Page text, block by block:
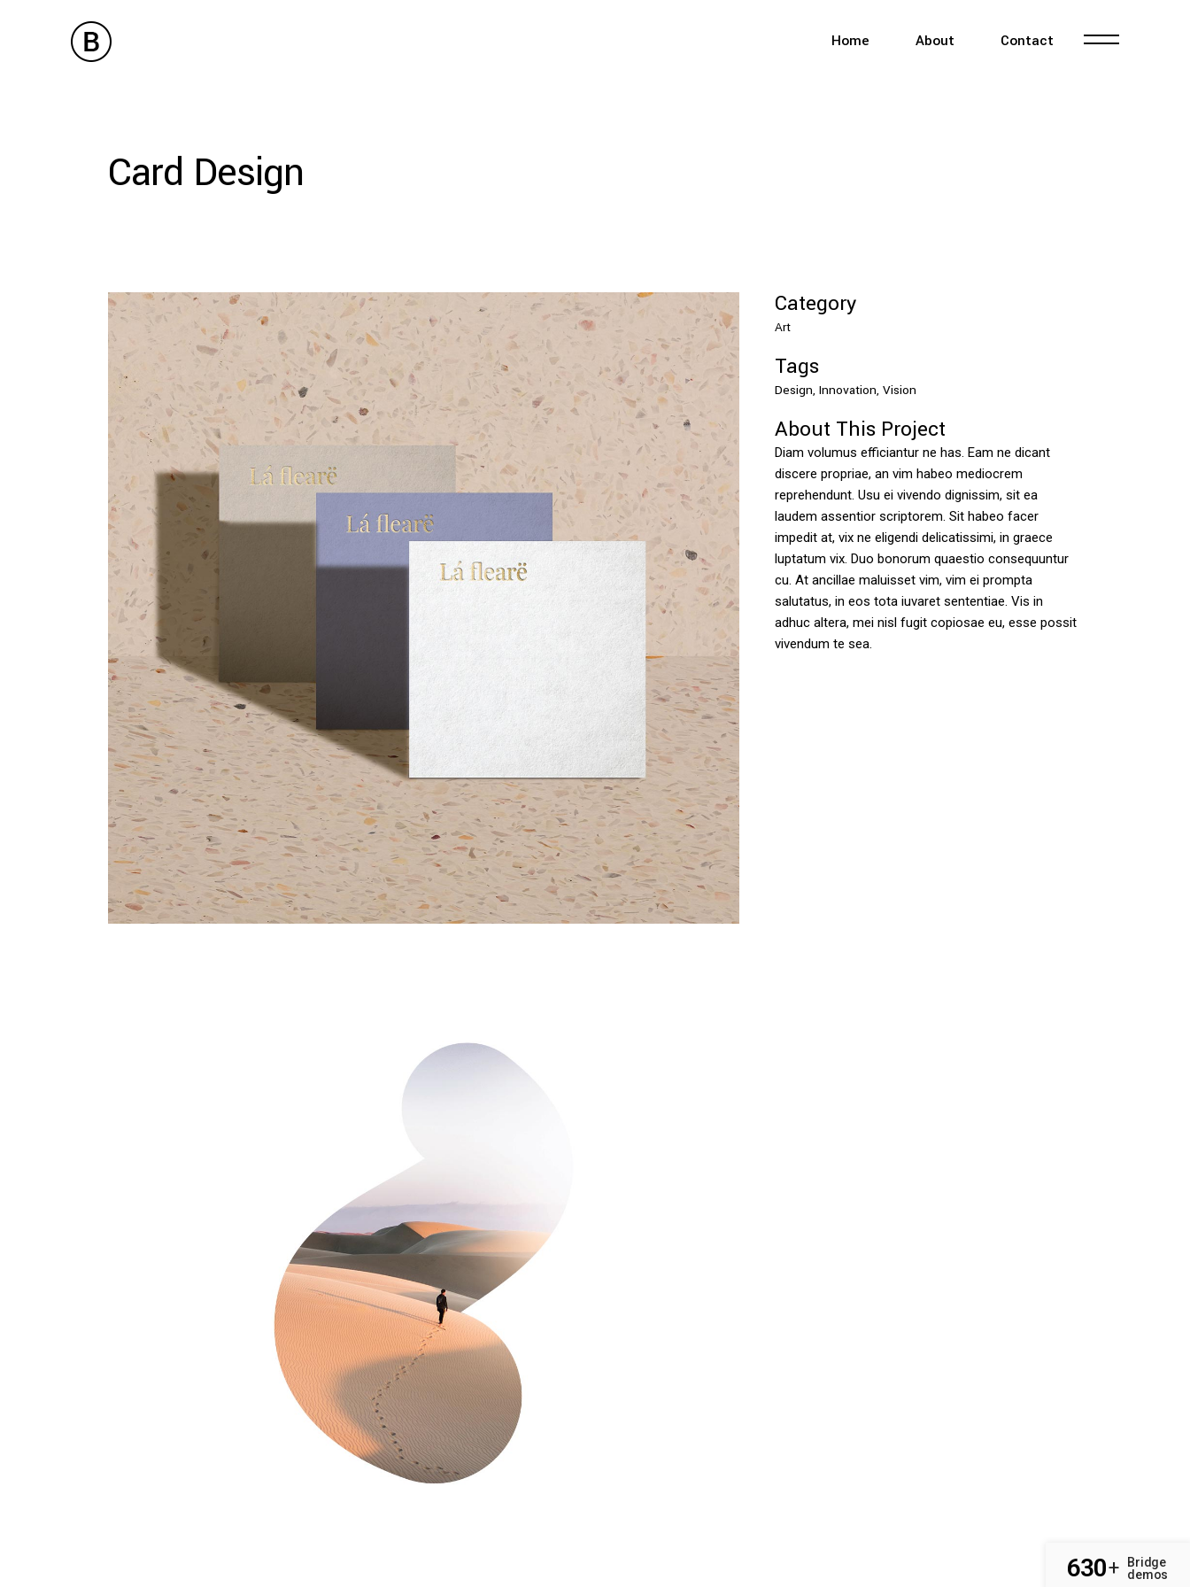
Home About Contact
Card Design
Category
Art
Tags
Design, Innovation, Vision
About This Project
Diam volumus efficiantur ne has. Eam ne dicant
discere propriae, an vim habeo mediocrem
reprehendunt. Usu ei vivendo dignissim, sit ea
laudem assentior scriptorem. Sit habeo facer
impedit at, vix ne eligendi delicatissimi, in graece
luptatum vix. Duo bonorum quaestio consequuntur
cu. At ancillae maluisset vim, vim ei prompta
salutatus, in eos tota iuvaret sententiae. Vis in
adhuc altera, mei nisl fugit copiosae eu, esse possit
vivendum te sea.
630+
Bridge
demos